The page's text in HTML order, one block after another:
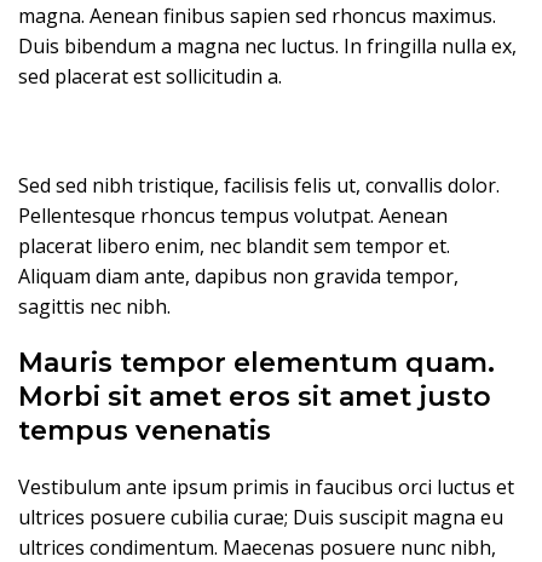
magna. Aenean finibus sapien sed rhoncus maximus.
Duis bibendum a magna nec luctus. In fringilla nulla ex,
sed placerat est sollicitudin a.
Sed sed nibh tristique, facilisis felis ut, convallis dolor.
Pellentesque rhoncus tempus volutpat. Aenean
placerat libero enim, nec blandit sem tempor et.
Aliquam diam ante, dapibus non gravida tempor,
sagittis nec nibh.
Mauris tempor elementum quam.
Morbi sit amet eros sit amet justo
tempus venenatis
Vestibulum ante ipsum primis in faucibus orci luctus et
ultrices posuere cubilia curae; Duis suscipit magna eu
ultrices condimentum. Maecenas posuere nunc nibh,